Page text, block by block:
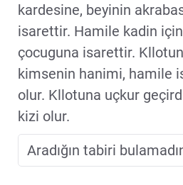
kardesine, beyinin
isarettir. Hamile kadin
çocuguna isarettir.
kimsenin hanimi, hamile
olur. Kllotuna uçkur
kizi olur.